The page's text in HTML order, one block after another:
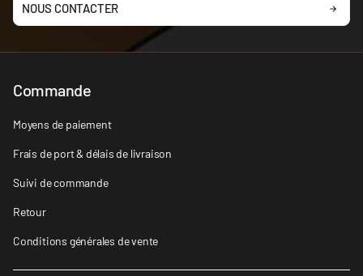
NOUS CONTACTER
Commande
Moyens de paiement
Frais de port & délais de livraison
Suivi de commande
Retour
Conditions générales de vente